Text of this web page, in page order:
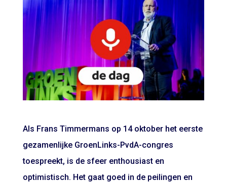
Als Frans Timmermans op 14 oktober het eerste
gezamenlijke GroenLinks-PvdA-congres
toespreekt, is de sfeer enthousiast en
optimistisch. Het gaat goed in de peilingen en